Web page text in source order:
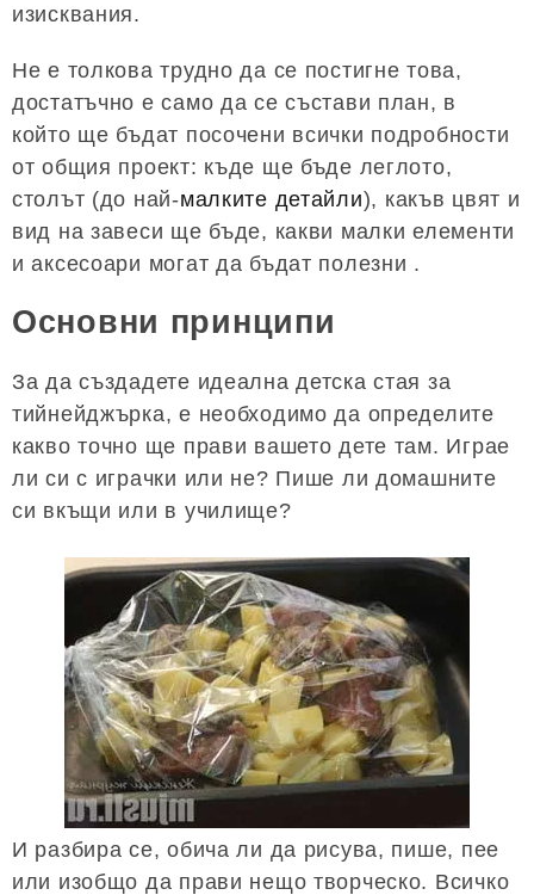
изисквания.
Не е толкова трудно да се постигне това,
достатъчно е само да се състави план, в
който ще бъдат посочени всички подробности
от общия проект: къде ще бъде леглото,
столът (до най-малките детайли), какъв цвят и
вид на завеси ще бъде, какви малки елементи
и аксесоари могат да бъдат полезни .
Основни принципи
За да създадете идеална детска стая за
тийнейджърка, е необходимо да определите
какво точно ще прави вашето дете там. Играе
ли си с играчки или не? Пише ли домашните
си вкъщи или в училище?
И разбира се, обича ли да рисува, пише, пее
или изобщо да прави нещо творческо. Всичко